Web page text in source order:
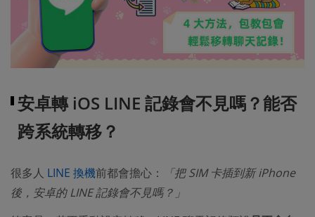
安卓轉 iOS LINE 記錄會不見嗎？能否
跨系統轉移？​
很多人 LINE 換機前都會擔心：
「把 SIM 卡插到新 iPhone
後，安卓的 LINE 記錄會不見嗎？」